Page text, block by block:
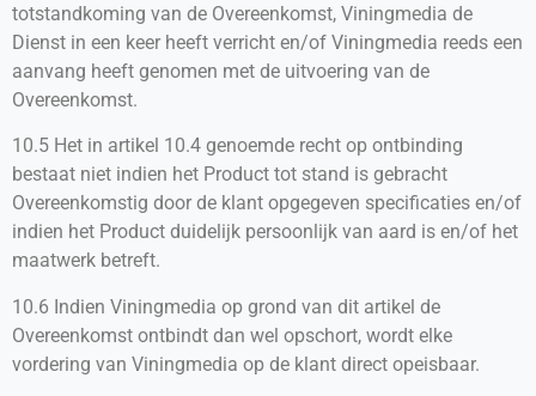
totstandkoming van de Overeenkomst, Viningmedia de
Dienst in een keer heeft verricht en/of Viningmedia reeds een
aanvang heeft genomen met de uitvoering van de
Overeenkomst.
10.5 Het in artikel 10.4 genoemde recht op ontbinding
bestaat niet indien het Product tot stand is gebracht
Overeenkomstig door de klant opgegeven specificaties en/of
indien het Product duidelijk persoonlijk van aard is en/of het
maatwerk betreft.
10.6 Indien Viningmedia op grond van dit artikel de
Overeenkomst ontbindt dan wel opschort, wordt elke
vordering van Viningmedia op de klant direct opeisbaar.